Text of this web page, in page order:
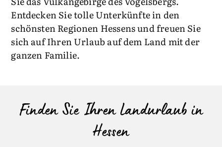
Entdecken Sie tolle Unterkünfte in den
schönsten Regionen Hessens und freuen Sie
sich auf Ihren Urlaub auf dem Land mit der
ganzen Familie.
Finden Sie Ihren Landurlaub in
Hessen